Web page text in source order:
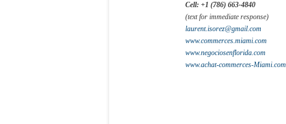
Cell: +1 (786) 663-4840
(text for immediate response)
laurent.isorez@gmail.com
www.commerces.miami.com
www.negociosenflorida.com
www.achat-commerces-Miami.com